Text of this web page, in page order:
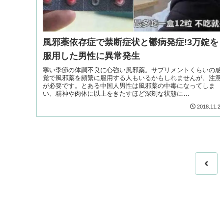
風邪薬依存症で禁断症状と鬱病発症!3万錠を
服用した男性に異常発生
寒い季節の体調不良に心強い風邪薬。サプリメントくらいの
覚で風邪薬を頻繁に服用する人もいるかもしれませんが、注
が必要です。とある中国人男性は風邪薬の中毒になってしま
い、精神や肉体に以上をきたすほど深刻な状態に…
前